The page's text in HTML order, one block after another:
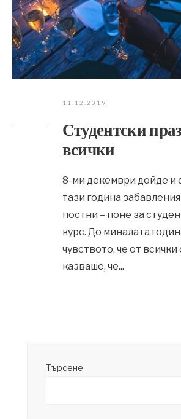
11.12.2019
Студентски
всички
8-ми декември дойде и
тази година
постни – поне за
курс. До миналата
чувството, че от
казваше, че...
Търсене